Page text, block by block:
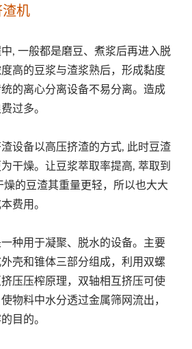
机
, 一般都是磨豆、煮浆后再进入脱
高的豆浆与渣浆熟后，形成黏度
的离心分离设备不易分离。造成
过多。
设备以高压挤渣的方式, 此时豆渣
干燥。让豆浆萃取率提高, 萃取到
燥的豆渣其重量更轻，所以也大大
费用。
种用于凝聚、脱水的设备。主要
壳和锥体三部分组成，利用双螺
压压榨原理，双轴相互挤压可使
物料中水分透过金属筛网流出，
目的。